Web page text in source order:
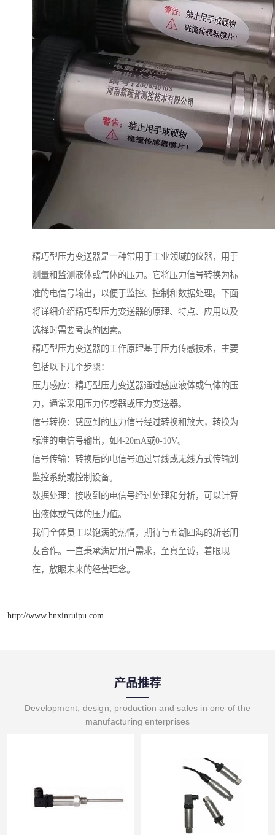
精巧型压力变送器是一种常用于工业领域的仪器，用于
测量和监测液体或气体的压力。它将压力信号转换为标
准的电信号输出，以便于监控、控制和数据处理。下面
将详细介绍精巧型压力变送器的原理、特点、应用以及
选择时需要考虑的因素。
精巧型压力变送器的工作原理基于压力传感技术，主要
包括以下几个步骤：
压力感应：精巧型压力变送器通过感应液体或气体的压
力，通常采用压力传感器或压力变送器。
信号转换：感应到的压力信号经过转换和放大，转换为
标准的电信号输出，如4-20mA或0-10V。
信号传输：转换后的电信号通过导线或无线方式传输到
监控系统或控制设备。
数据处理：接收到的电信号经过处理和分析，可以计算
出液体或气体的压力值。
我们全体员工以饱满的热情，期待与五湖四海的新老朋
友合作。一直秉承满足用户需求，至真至诚，着眼现
在，放眼未来的经营理念。
http://www.hnxinruipu.com
产品推荐
Development, design, production and sales in one of the
manufacturing enterprises